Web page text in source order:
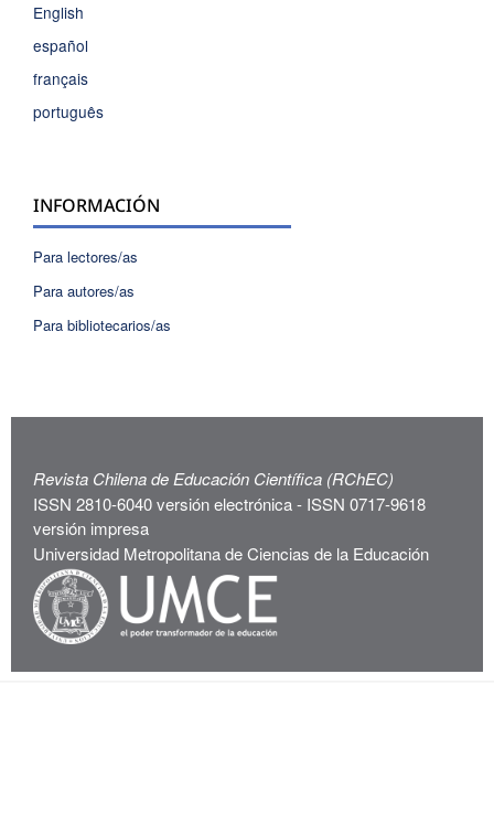
English
español
français
português
INFORMACIÓN
Para lectores/as
Para autores/as
Para bibliotecarios/as
Revista Chilena de Educación Científica (RChEC)
ISSN 2810-6040 versión electrónica - ISSN 0717-9618
versión impresa
Universidad Metropolitana de Ciencias de la Educación